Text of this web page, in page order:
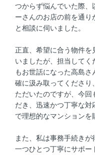
つからず悩んでいた際
ーさんのお店の前を通り
と相談に伺いました。
正直、希望に合う物件を
いましたが、担当して
もお世話になった高島
確に汲み取ってくださ
ただいたのですが、今回
だき、迅速かつ丁寧な
で理想的なマンションを
また、私は事務手続き
一つひとつ丁寧にサポー